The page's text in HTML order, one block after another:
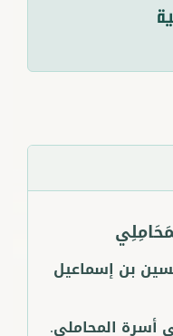
بن إسماعيل
أسرة المحاملي.